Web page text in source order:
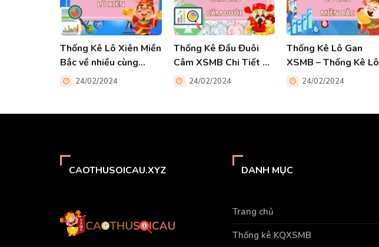
Thống Kê Lô Xiên Miền
Bắc về nhiều cùng
Caothusoicau
24/02/2024
Thống Kê Đầu Đuôi
Câm XSMB Chi Tiết Từ
Cao Thủ Soi Cầu Xyz
24/02/2024
Thống Kê Lô Gan
XSMB – Thống Kê Lô
Gan Miền Bắc Lâu
24/02/2024
CAOTHUSOICAU.XYZ DANH MỤC
Trang chủ
Thống kê KQXSMB